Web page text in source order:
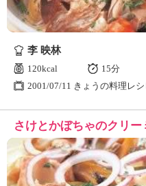
李 映林
120kcal
15分
2001/07/11 きょうの料理レ
さけとかぼちゃのクリー